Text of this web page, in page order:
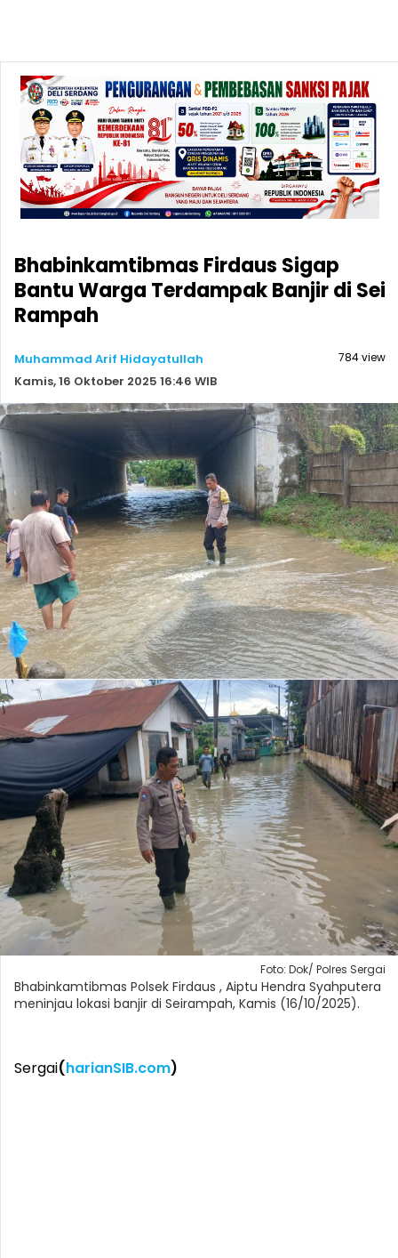
Bhabinkamtibmas Firdaus Sigap
Bantu Warga Terdampak Banjir di Sei
Rampah
Muhammad Arif Hidayatullah
Kamis, 16 Oktober 2025 16:46 WIB
784 view
Foto: Dok/ Polres Sergai
Bhabinkamtibmas Polsek Firdaus , Aiptu Hendra Syahputera
meninjau lokasi banjir di Seirampah, Kamis (16/10/2025).
Sergai(harianSIB.com)